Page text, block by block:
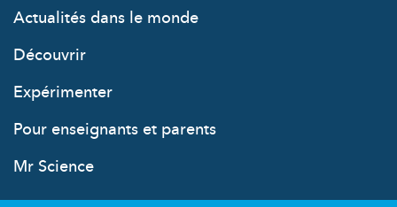
Actualités dans le monde
Découvrir
Expérimenter
Pour enseignants et parents
Mr Science